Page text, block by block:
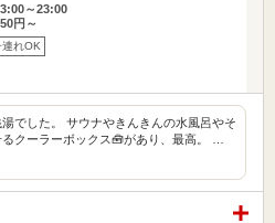
～23:00
円～
連れOK
でした。 サウナやきんきんの水風呂やそ
クーラーボックス🧰があり、最高。 …